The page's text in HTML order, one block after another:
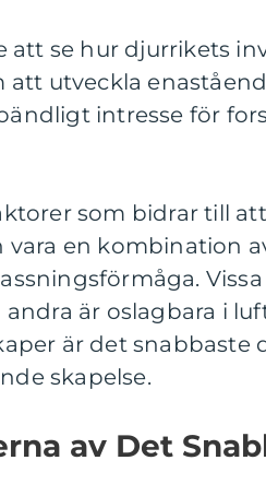
att se hur djurrikets
att utveckla
intresse för
som bidrar till
vara en kombination
är oslagbara i
är det snabbaste
skapelse.
av Det